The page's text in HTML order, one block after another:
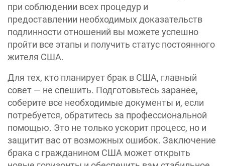
при соблюдении всех процедур и
предоставлении необходимых доказательств
подлинности отношений вы можете успешно
пройти все этапы и получить статус постоянного
жителя США.
Для тех, кто планирует брак в США, главный
совет — не спешить. Подготовьтесь заранее,
соберите все необходимые документы и, если
потребуется, обратитесь за профессиональной
помощью. Это не только ускорит процесс, но и
защитит вас от возможных ошибок. Заключение
брака с гражданином США может открыть